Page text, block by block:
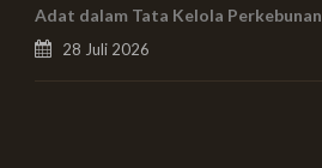
Adat dalam Tata Kelola Perkebunan
28 Juli 2026